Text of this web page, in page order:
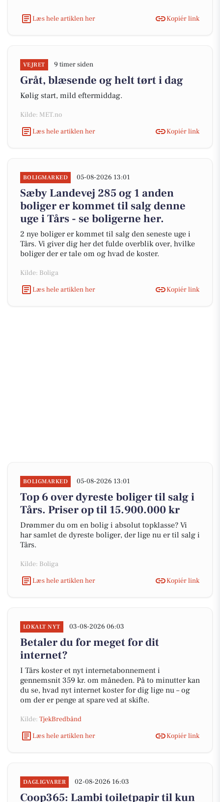
Læs hele artiklen her Kopiér link
VEJRET 9 timer siden
Gråt, blæsende og helt tørt i dag
Kølig start, mild eftermiddag.
Kilde: MET.no
Læs hele artiklen her
Kopiér link
BOLIGMARKED 05-08-2026 13:01
Sæby Landevej 285 og 1 anden
boliger er kommet til salg denne
uge i Tårs - se boligerne her.
2 nye boliger er kommet til salg den seneste uge i
Tårs. Vi giver dig her det fulde overblik over, hvilke
boliger der er tale om og hvad de koster.
Kilde: Boliga
Læs hele artiklen her
Kopiér link
BOLIGMARKED 05-08-2026 13:01
Top 6 over dyreste boliger til salg i
Tårs. Priser op til 15.900.000 kr
Drømmer du om en bolig i absolut topklasse? Vi
har samlet de dyreste boliger, der lige nu er til salg i
Tårs.
Kilde: Boliga
Læs hele artiklen her
Kopiér link
LOKALT NYT 03-08-2026 06:03
Betaler du for meget for dit
internet?
I Tårs koster et nyt internetabonnement i
gennemsnit 359 kr. om måneden. På to minutter kan
du se, hvad nyt internet koster for dig lige nu – og
om der er penge at spare ved at skifte.
Kilde: TjekBredbånd
Læs hele artiklen her
Kopiér link
DAGLIGVARER 02-08-2026 16:03
Coop365: Lambi toiletpapir til kun